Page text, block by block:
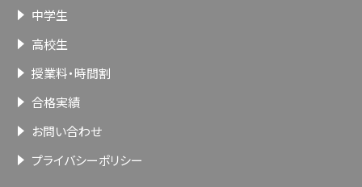
中学生
高校生
授業料・時間割
合格実績
お問い合わせ
プライバシーポリシー